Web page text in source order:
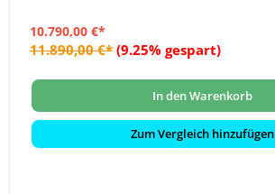
10.790,00 €*
11.890,00 €* (9.25% gespart)
In den Warenkorb
Zum Vergleich hinzufügen